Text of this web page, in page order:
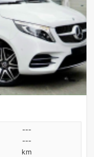
---
---
km